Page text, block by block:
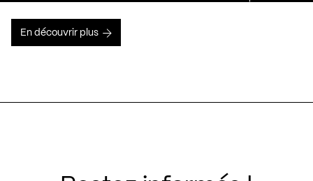
En découvrir plus